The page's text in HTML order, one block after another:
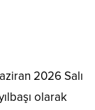
2026 Salı
olarak